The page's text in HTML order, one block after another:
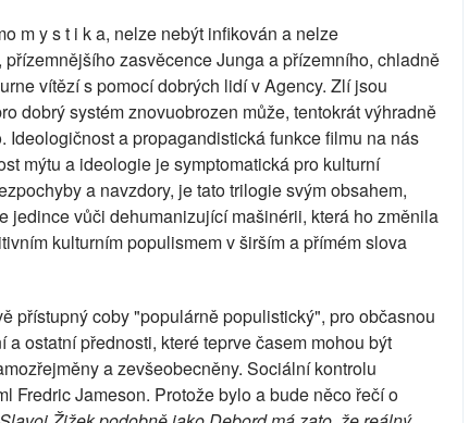
m y s t i k a, nelze nebýt infikován a nelze
zasvěcence Junga a přízemního, chladně
vítězí s pomocí dobrých lidí v Agency. Zlí jsou
dobrý systém znovuobrozen může, tentokrát výhradně
Ideologičnost a propagandistická funkce filmu na nás
mýtu a ideologie je symptomatická pro kulturní
a navzdory, je tato trilogie svým obsahem,
jedince vůči dehumanizující mašinérii, která ho změnila
kulturním populismem v širším a přímém slova
přístupný coby "populárně populistický", pro občasnou
ostatní přednosti, které teprve časem mohou být
a zevšeobecněny. Sociální kontrolu
Fredric Jameson. Protože bylo a bude něco řečí o